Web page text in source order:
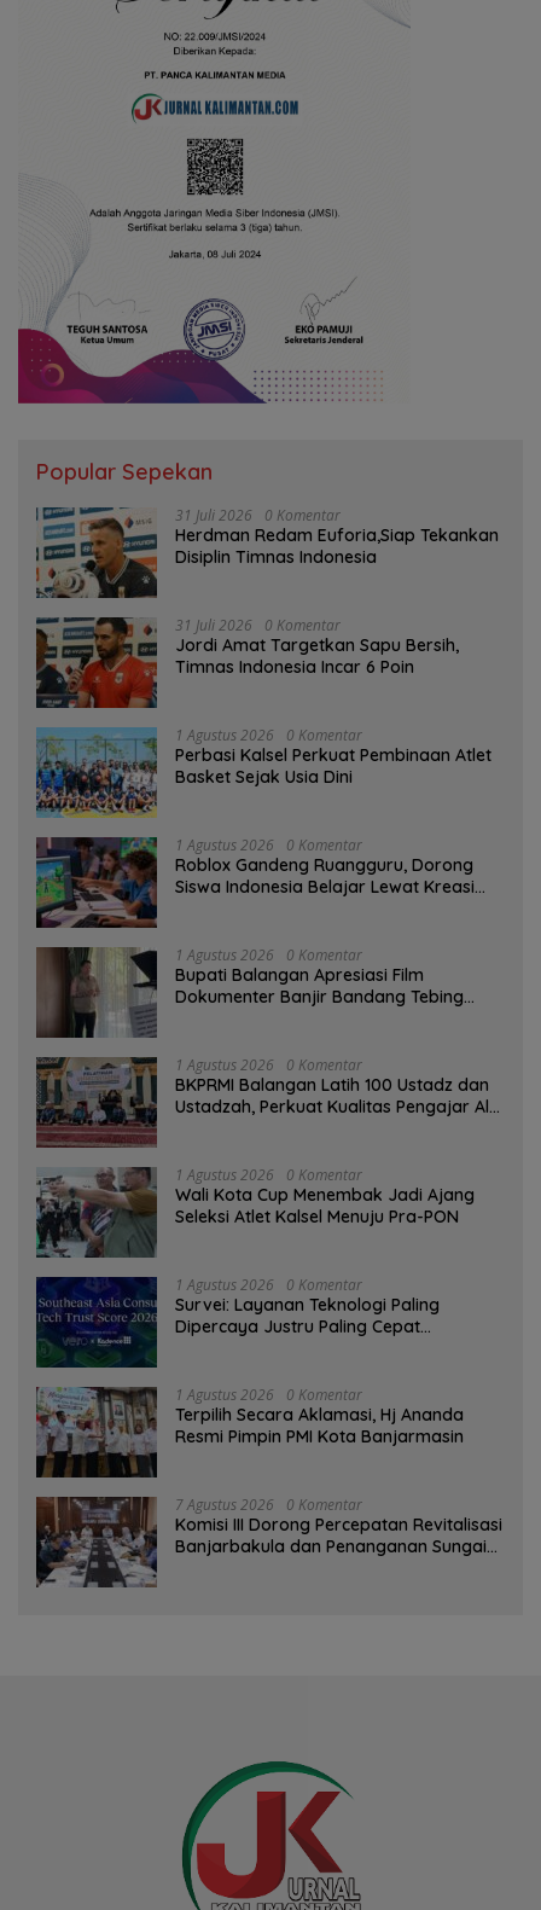
Popular Sepekan
31 Juli 2026 0 Komentar
Herdman Redam Euforia,Siap Tekankan
Disiplin Timnas Indonesia
31 Juli 2026 0 Komentar
Jordi Amat Targetkan Sapu Bersih,
Timnas Indonesia Incar 6 Poin
1 Agustus 2026 0 Komentar
Perbasi Kalsel Perkuat Pembinaan Atlet
Basket Sejak Usia Dini
1 Agustus 2026 0 Komentar
Roblox Gandeng Ruangguru, Dorong
Siswa Indonesia Belajar Lewat Kreasi
1 Agustus 2026 0 Komentar
Bupati Balangan Apresiasi Film
Dokumenter Banjir Bandang Tebing
1 Agustus 2026 0 Komentar
BKPRMI Balangan Latih 100 Ustadz dan
Ustadzah, Perkuat Kualitas Pengajar Al-
1 Agustus 2026 0 Komentar
Wali Kota Cup Menembak Jadi Ajang
Seleksi Atlet Kalsel Menuju Pra-PON
1 Agustus 2026 0 Komentar
Survei: Layanan Teknologi Paling
Dipercaya Justru Paling Cepat
1 Agustus 2026 0 Komentar
‎Terpilih Secara Aklamasi, Hj Ananda
Resmi Pimpin PMI Kota Banjarmasin
7 Agustus 2026 0 Komentar
‎Komisi III Dorong Percepatan Revitalisasi
Banjarbakula dan Penanganan Sungai